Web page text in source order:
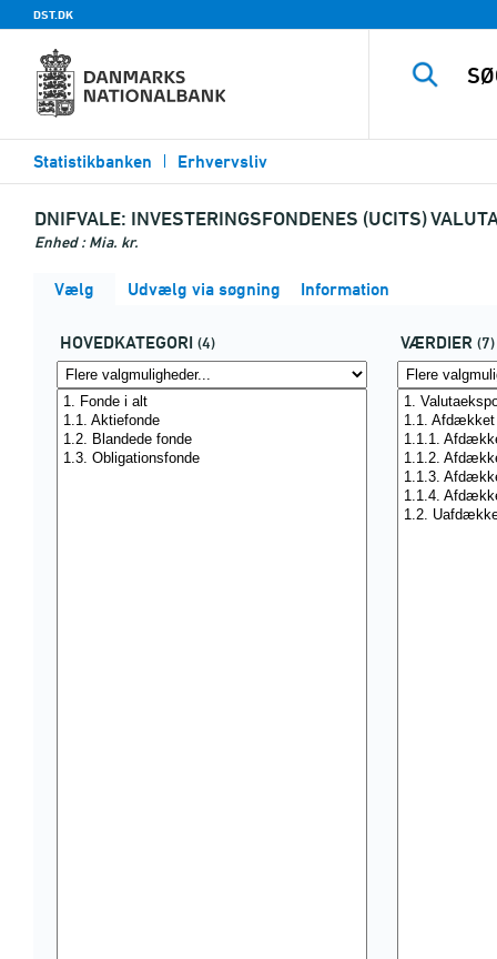
DST.DK
Statistikbanken Erhvervsliv
DNIFVALE: INVESTERINGSFONDENES (UCITS)
Enhed : Mia. kr.
Vælg Udvælg via søgning Information
HOVEDKATEGORI (4) VÆRDIER (7)